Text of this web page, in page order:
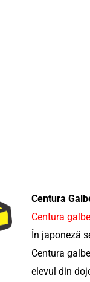
Centura
Centura
În japoneză
Centura
elevul din